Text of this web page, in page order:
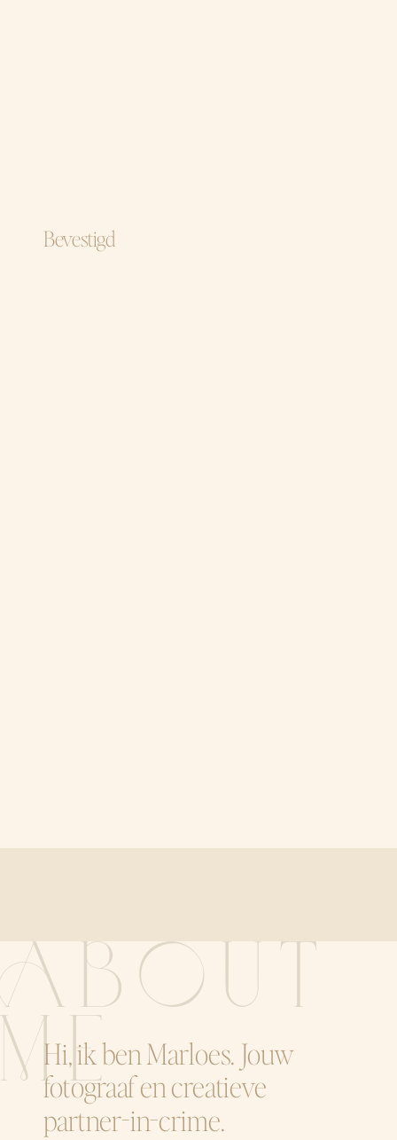
Bevestigd
Hi, ik ben Marloes. Jouw
fotograaf en creatieve
partner-in-crime.